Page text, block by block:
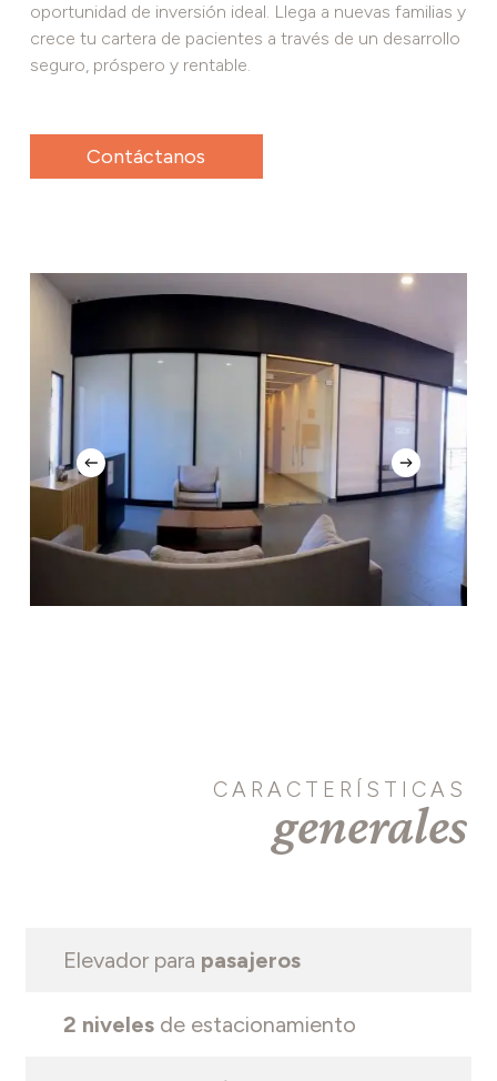
oportunidad de inversión ideal. Llega a nuevas familias y
crece tu cartera de pacientes a través de un desarrollo
seguro, próspero y rentable.
Contáctanos
CARACTERÍSTICAS
generales
Elevador para pasajeros
2 nivelesde estacionamiento